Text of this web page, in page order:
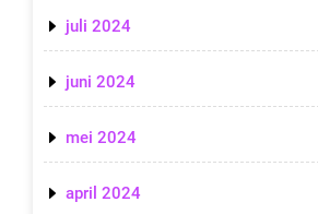
juli 2024
juni 2024
mei 2024
april 2024